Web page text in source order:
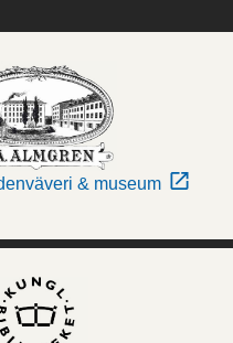
& museum